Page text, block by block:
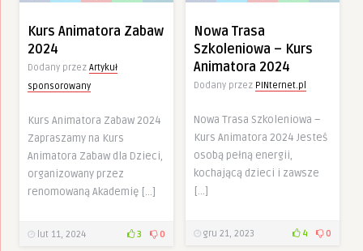
Kurs Animatora Zabaw
2024
Dodany przez Artykuł
sponsorowany
Kurs Animatora Zabaw 2024
Zapraszamy na Kurs
Animatora Zabaw dla Dzieci,
organizowany przez
renomowaną Akademię […]
lut 11, 2024 3 0
Nowa Trasa
Szkoleniowa – Kurs
Animatora 2024
Dodany przez PINternet.pl
Nowa Trasa Szkoleniowa –
Kurs Animatora 2024 Jesteś
osobą pełną energii,
kochającą dzieci i zawsze
[…]
gru 21, 2023 4 0